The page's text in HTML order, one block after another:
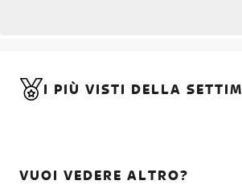
I PIÙ VISTI DELLA
VUOI VEDERE ALTRO?